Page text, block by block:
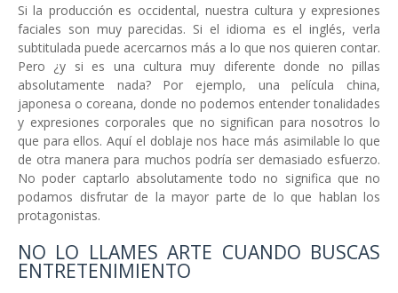
Si la producción es occidental, nuestra cultura y expresiones
faciales son muy parecidas. Si el idioma es el inglés, verla
subtitulada puede acercarnos más a lo que nos quieren contar.
Pero ¿y si es una cultura muy diferente donde no pillas
absolutamente nada? Por ejemplo, una película china,
japonesa o coreana, donde no podemos entender tonalidades
y expresiones corporales que no significan para nosotros lo
que para ellos. Aquí el doblaje nos hace más asimilable lo que
de otra manera para muchos podría ser demasiado esfuerzo.
No poder captarlo absolutamente todo no significa que no
podamos disfrutar de la mayor parte de lo que hablan los
protagonistas.
NO LO LLAMES ARTE CUANDO BUSCAS
ENTRETENIMIENTO